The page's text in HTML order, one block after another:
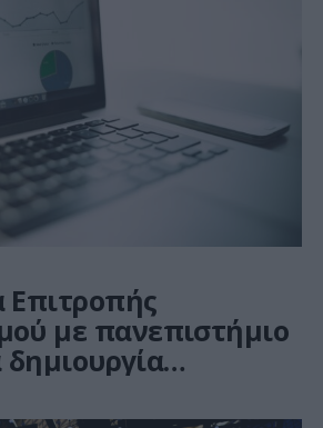
Επιτροπής
με πανεπιστήμιο
δημιουργία
Data Analytics